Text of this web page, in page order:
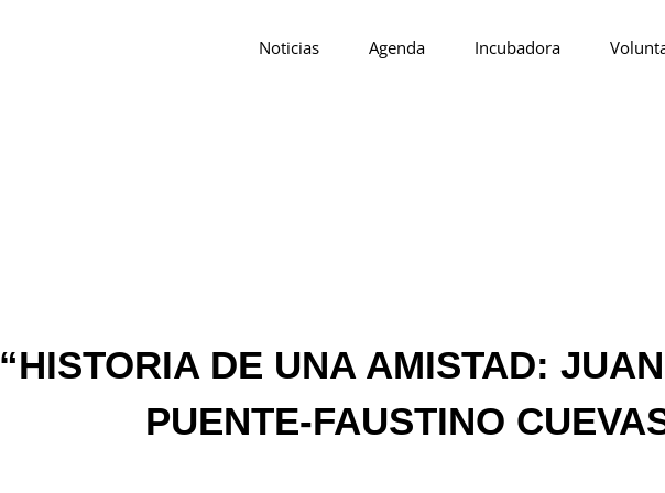
Noticias Agenda Incubadora
“HISTORIA DE UNA AMISTAD:
PUENTE-FAUSTINO